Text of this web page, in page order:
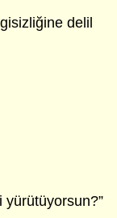
delil
yürütüyorsun?”